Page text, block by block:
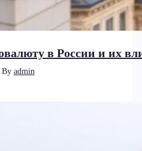
в России и их
admin